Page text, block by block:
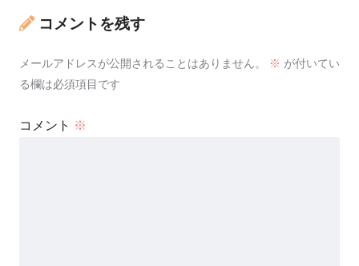
コメントを残す
メールアドレスが公開されることはありません。 ※ が付いてい
る欄は必須項目です
コメント ※